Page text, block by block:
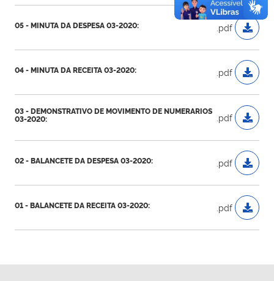
05 - MINUTA DA DESPESA 03-2020: .pdf
04 - MINUTA DA RECEITA 03-2020: .pdf
03 - DEMONSTRATIVO DE MOVIMENTO DE NUMERARIOS
03-2020:
.pdf
02 - BALANCETE DA DESPESA 03-2020: .pdf
01 - BALANCETE DA RECEITA 03-2020: .pdf